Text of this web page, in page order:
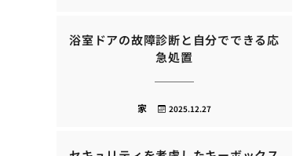
浴室ドアの故障診断と自分でできる応
急処置
2025.12.27
家